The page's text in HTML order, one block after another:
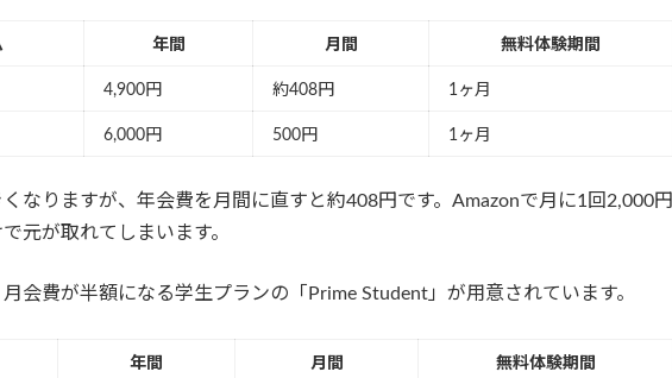
年間 月間 無料体験期間
4,900円 約408円 1ヶ月
6,000円 500円 1ヶ月
なりますが、年会費を月間に直すと約408円です。Amazonで月に1回2,000円
元が取れてしまいます。
会費が半額になる学生プランの「Prime Student」が用意されています。
年間 月間 無料体験期間